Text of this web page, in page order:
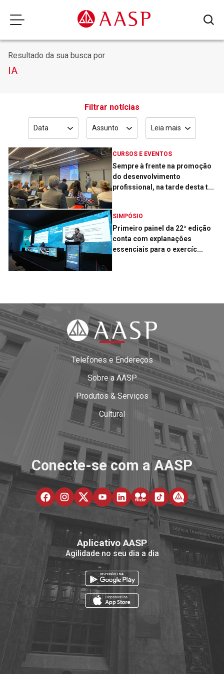
Resultado da sua busca por
IA
Filtrar notícias
Data Assunto Leia mais
CURSOS E EVENTOS
Sempre à frente na promoção
do desenvolvimento
profissional, na tarde desta t...
SIMPÓSIO
Primeiro painel da 22ª edição
conta com explanações
essenciais para o exercíc...
Telefones e Endereços
Sobre a AASP
Produtos & Serviços
Cultural
Conecte-se com a AASP
Aplicativo AASP
Agilidade no seu dia a dia